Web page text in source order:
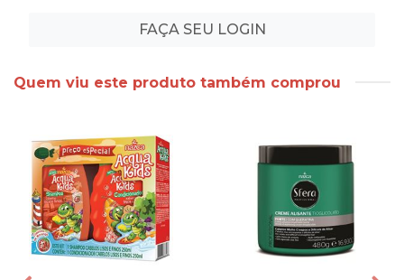
FAÇA SEU LOGIN
Quem viu este produto também comprou